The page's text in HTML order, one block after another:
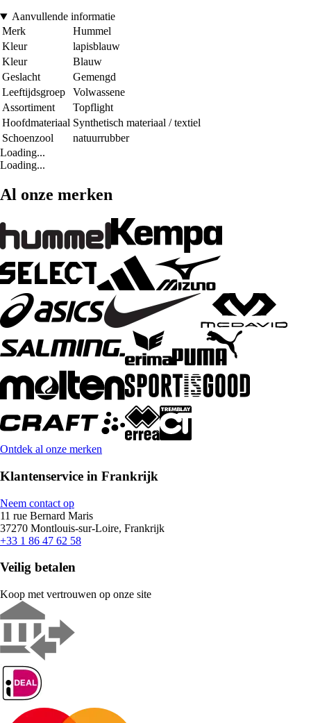
Aanvullende informatie
Merk
Hummel
Kleur
lapisblauw
Kleur
Blauw
Geslacht
Gemengd
Leeftijdsgroep
Volwassene
Assortiment
Topflight
Hoofdmateriaal Synthetisch materiaal / textiel
Schoenzool
natuurrubber
Loading...
Loading...
Al onze merken
Ontdek al onze merken
Klantenservice in Frankrijk
Neem contact op
11 rue Bernard Maris
37270 Montlouis-sur-Loire, Frankrijk
+33 1 86 47 62 58
Veilig betalen
Koop met vertrouwen op onze site